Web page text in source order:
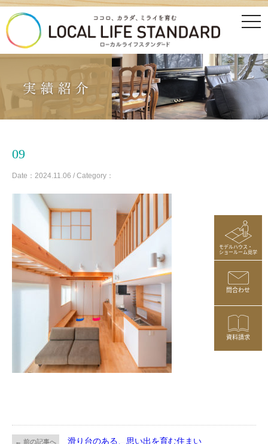
モデルハウス・
ショールーム見学
問合わせ
資料請求
09
Date：2024.11.06 / Category：
← 前の記事へ 滑り台のある、思い出を育む住まい